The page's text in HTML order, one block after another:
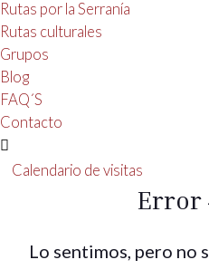
Rutas por la Serranía
Rutas culturales
Grupos
Blog
FAQ´S
Contacto
Calendario de visitas
Error
Lo sentimos, pero no